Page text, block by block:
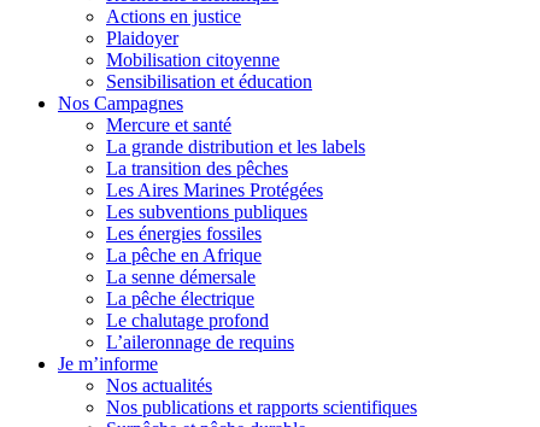
Actions en justice
Plaidoyer
Mobilisation citoyenne
Sensibilisation et éducation
Nos Campagnes
Mercure et santé
La grande distribution et les labels
La transition des pêches
Les Aires Marines Protégées
Les subventions publiques
Les énergies fossiles
La pêche en Afrique
La senne démersale
La pêche électrique
Le chalutage profond
L’aileronnage de requins
Je m’informe
Nos actualités
Nos publications et rapports scientifiques